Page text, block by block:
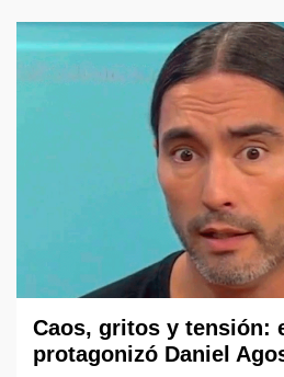
Caos, gritos y tensión:
protagonizó Daniel